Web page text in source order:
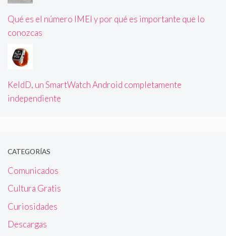
Qué es el número IMEI y por qué es importante que lo
conozcas
KeldD, un SmartWatch Android completamente
independiente
CATEGORÍAS
Comunicados
Cultura Gratis
Curiosidades
Descargas